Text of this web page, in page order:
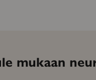
mukaan